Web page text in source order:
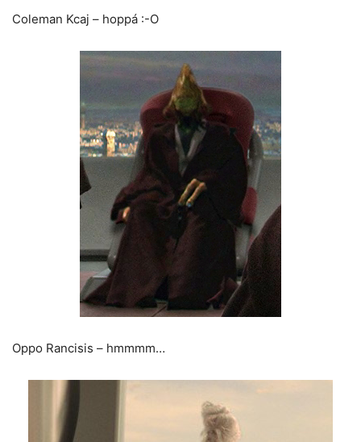
Coleman Kcaj – hoppá :-O
Oppo Rancisis – hmmmm…